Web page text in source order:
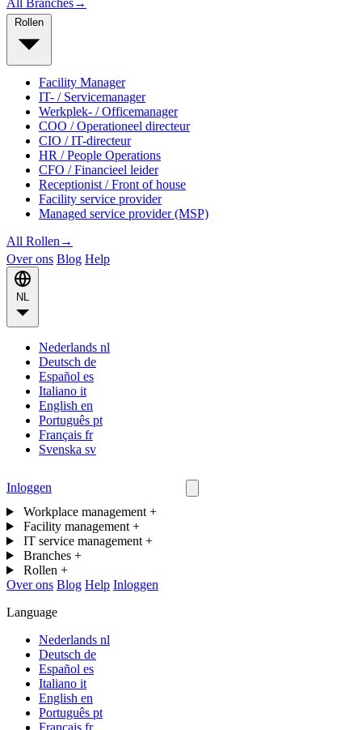
All Branches→
Facility Manager
IT- / Servicemanager
Werkplek- / Officemanager
COO / Operationeel directeur
CIO / IT-directeur
HR / People Operations
CFO / Financieel leider
Receptionist / Front of house
Facility service provider
Managed service provider (MSP)
All Rollen →
Over ons Blog Help
Nederlands nl
Deutsch de
Español es
Italiano it
English en
Português pt
Français fr
Svenska sv
Inloggen
Workplace management +
Facility management +
IT service management +
Branches +
Rollen +
Over ons Blog Help Inloggen
Language
Nederlands nl
Deutsch de
Español es
Italiano it
English en
Português pt
Français fr